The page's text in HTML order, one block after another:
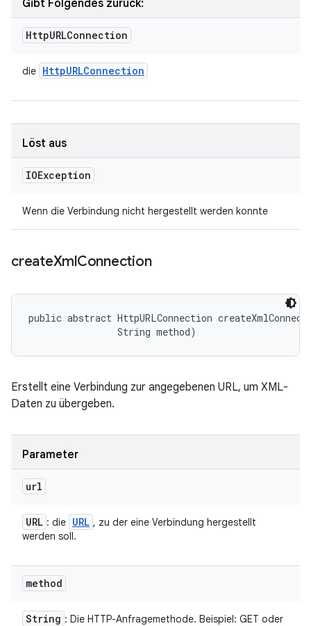
Gibt Folgendes zurück:
HttpURLConnection
die HttpURLConnection
Löst aus
IOException
Wenn die Verbindung nicht hergestellt werden konnte
createXmlConnection
public abstract HttpURLConnection
                String method)
Erstellt eine Verbindung zur angegebenen URL, um XML-
Daten zu übergeben.
Parameter
url
URL : die URL , zu der eine Verbindung hergestellt
werden soll.
method
String : Die HTTP-Anfragemethode. Beispiel: GET oder